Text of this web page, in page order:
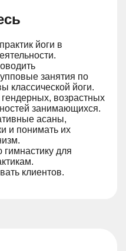
йоги в
занятия по
классической йоги.
возрастных
занимающихся.
асаны,
и понимать их
гимнастику для
клиентов.